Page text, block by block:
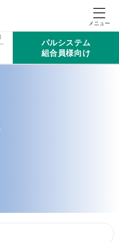
パルシステム
組合員様向け